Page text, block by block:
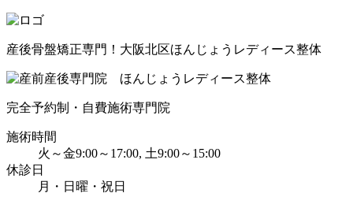
産後骨盤矯正専門！大阪北区ほんじょうレディース整体
完全予約制・自費施術専門院
施術時間
火～金9:00～17:00, 土9:00～15:00
休診日
月・日曜・祝日